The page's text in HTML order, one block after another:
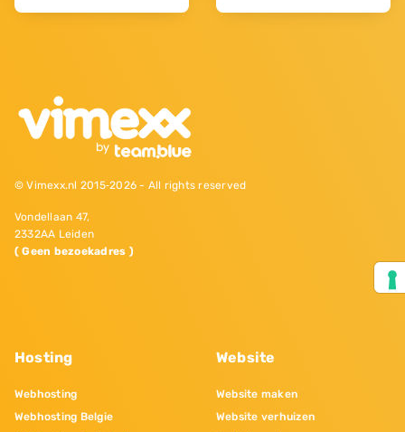
© Vimexx.nl 2015‐2026 - All rights reserved
Vondellaan 47,
2332AA Leiden
( Geen bezoekadres )
Hosting
Webhosting
Webhosting Belgie
Website
Website maken
Website verhuizen